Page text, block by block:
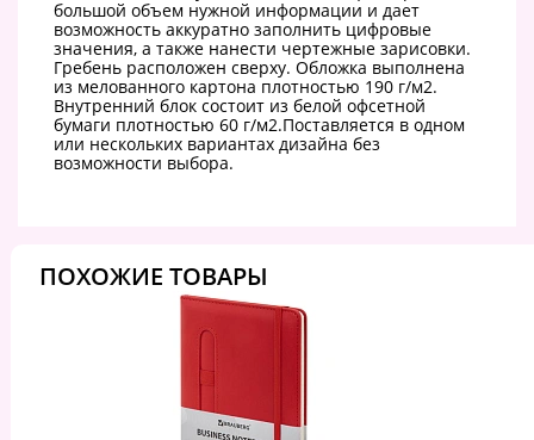
большой объем нужной информации и дает
возможность аккуратно заполнить цифровые
значения, а также нанести чертежные зарисовки.
Гребень расположен сверху. Обложка выполнена
из мелованного картона плотностью 190 г/м2.
Внутренний блок состоит из белой офсетной
бумаги плотностью 60 г/м2.Поставляется в одном
или нескольких вариантах дизайна без
возможности выбора.
ПОХОЖИЕ ТОВАРЫ